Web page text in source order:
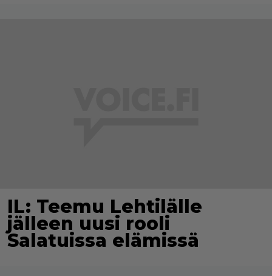
IL: Teemu Lehtilälle
jälleen uusi rooli
Salatuissa elämissä